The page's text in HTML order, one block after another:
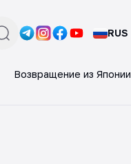
поиск
RUS
Возвращение из Японии